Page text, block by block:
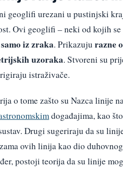
geoglifi urezani u pustinjski
Ovi geoglifi – neki od kojih
iz zraka. Prikazuju razne
uzoraka. Stvoreni su
istraživače.
o tome zašto su Nazca linije
događajima, kao
Drugi sugeriraju da su
ovih linija kao dio
postoji teorija da su linije